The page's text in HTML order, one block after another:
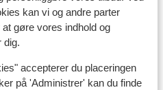
kan vi og andre parter
gøre vores indhold og
dig.
accepterer du placeringen
på 'Administrer' kan du finde